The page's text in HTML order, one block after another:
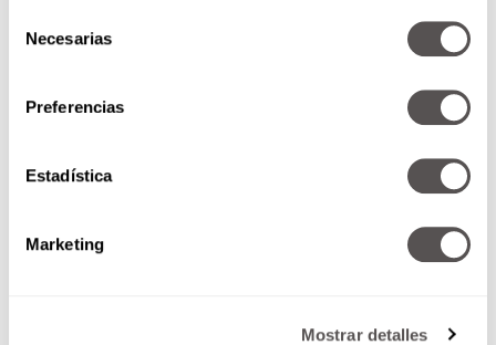
Necesarias
Preferencias
Estadística
Marketing
Mostrar detalles